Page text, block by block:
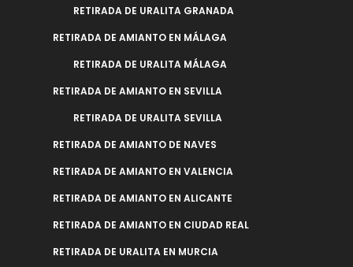
RETIRADA DE URALITA GRANADA
RETIRADA DE AMIANTO EN MÁLAGA
RETIRADA DE URALITA MÁLAGA
RETIRADA DE AMIANTO EN SEVILLA
RETIRADA DE URALITA SEVILLA
RETIRADA DE AMIANTO DE NAVES
RETIRADA DE AMIANTO EN VALENCIA
RETIRADA DE AMIANTO EN ALICANTE
RETIRADA DE AMIANTO EN CIUDAD REAL
RETIRADA DE URALITA EN MURCIA